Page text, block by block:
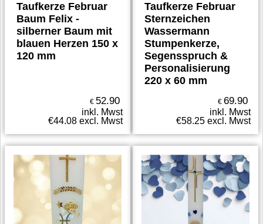
Taufkerze Februar
Baum Felix -
silberner Baum mit
blauen Herzen 150 x
120 mm
€ 52.90
inkl. Mwst
€44.08 excl. Mwst
Taufkerze Februar
Sternzeichen
Wassermann
Stumpenkerze,
Segensspruch &
Personalisierung
220 x 60 mm
€ 69.90
inkl. Mwst
€58.25 excl. Mwst